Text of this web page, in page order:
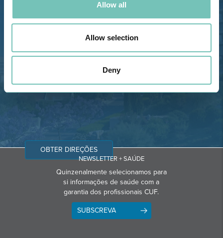
Allow all
Allow selection
Deny
Estrada de Alvor, Sítio Cruz da
Bota, 8500-322 Alvor - Portimão
Telefone: 282 420 400
Email: info@grupohpa.com
OBTER DIREÇÕES
NEWSLETTER + SAÚDE
Quinzenalmente selecionamos para
si informações de saúde com a
garantia dos profissionais CUF.
SUBSCREVA